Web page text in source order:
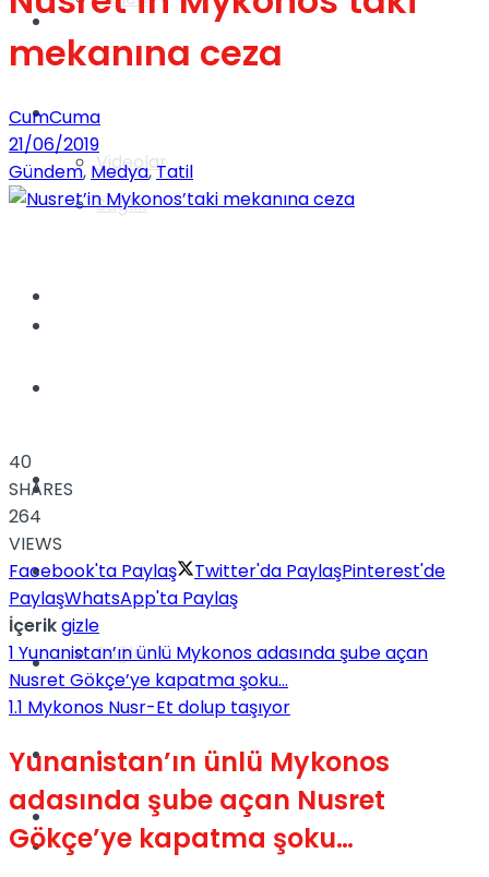
Videolar
Yaşam
Sağlık
TV
Gündem
Yaşam
Sağlık
Dünya
Türkiye
Müzik
Sinema
Tatil
mekanına ceza
CumCuma
21/06/2019
Gündem, Medya,Tatil
40
SHARES
264
VIEWS
Facebook'ta Paylaş
Twitter'da PaylaşPinterest'de
PaylaşWhatsApp'ta Paylaş
İçerikgizle
1 Yunanistan’ın ünlü Mykonos adasında şube açan
Nusret Gökçe’ye kapatma şoku…
1.1 Mykonos Nusr-Et dolup taşıyor
Yunanistan’ın ünlü Mykonos
adasında şube açan Nusret
Gökçe’ye kapatma şoku…